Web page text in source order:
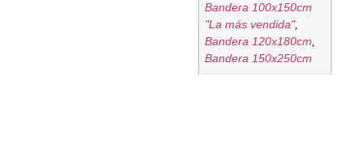
Bandera 100x150cm
"La más vendida",
Bandera 120x180cm,
Bandera 150x250cm